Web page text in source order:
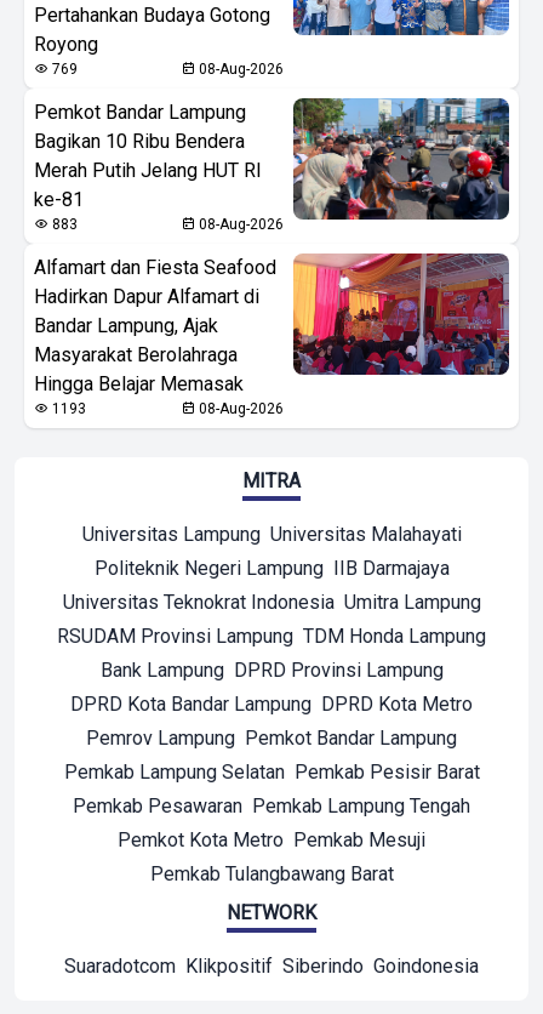
Pertahankan Budaya Gotong
Royong
769 08-Aug-2026
Pemkot Bandar Lampung
Bagikan 10 Ribu Bendera
Merah Putih Jelang HUT RI
ke-81
883 08-Aug-2026
Alfamart dan Fiesta Seafood
Hadirkan Dapur Alfamart di
Bandar Lampung, Ajak
Masyarakat Berolahraga
Hingga Belajar Memasak
1193 08-Aug-2026
MITRA
Universitas Lampung Universitas Malahayati
Politeknik Negeri Lampung
IIB Darmajaya
Universitas Teknokrat Indonesia Umitra Lampung
RSUDAM Provinsi Lampung TDM Honda Lampung
Bank Lampung
DPRD Provinsi Lampung
DPRD Kota Bandar Lampung DPRD Kota Metro
Pemrov Lampung Pemkot Bandar Lampung
Pemkab Lampung Selatan
Pemkab Pesisir Barat
Pemkab Pesawaran Pemkab Lampung Tengah
Pemkot Kota Metro Pemkab Mesuji
Pemkab Tulangbawang Barat
NETWORK
Suaradotcom Klikpositif Siberindo Goindonesia